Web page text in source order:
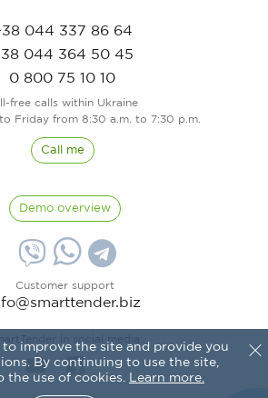
to improve the site and provide you
By continuing to use the site,
the use of cookies.
Learn more.
044 337 86 64
044 364 50 45
0 800 75 10 10
free calls within Ukraine
Friday from 8:30 a.m. to 7:30 p.m.
Call me
Customer support
Demo overview